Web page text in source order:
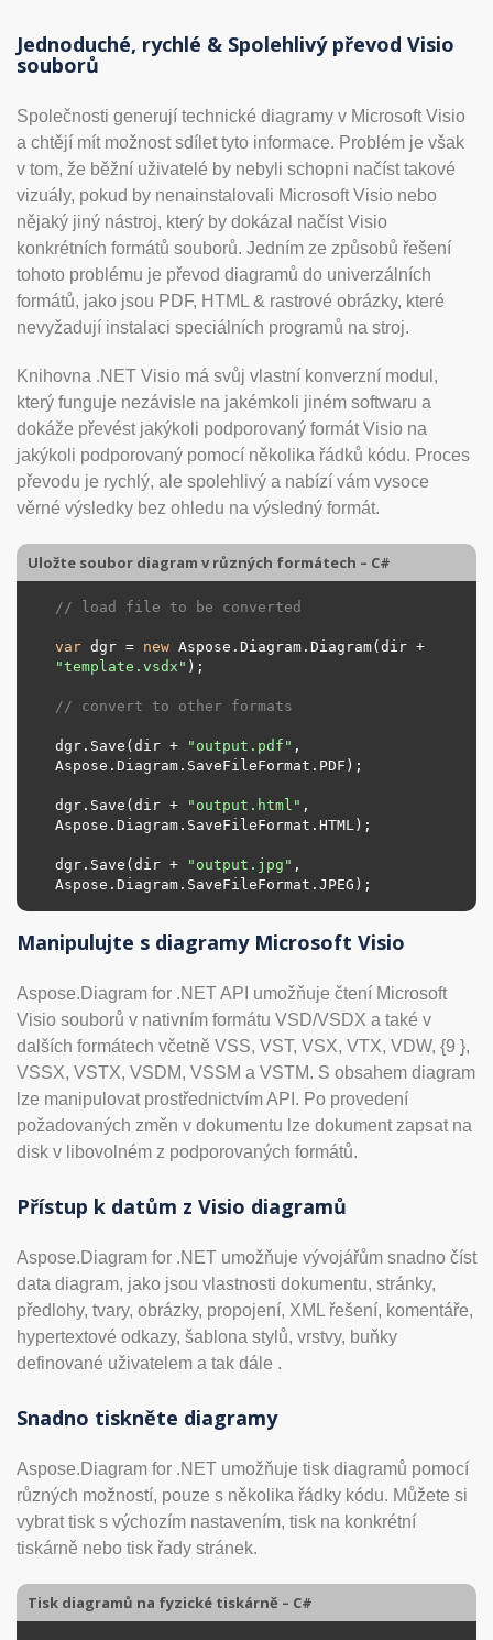
Jednoduché, rychlé & Spolehlivý převod Visio
souborů
Společnosti generují technické diagramy v Microsoft Visio
a chtějí mít možnost sdílet tyto informace. Problém je však
v tom, že běžní uživatelé by nebyli schopni načíst takové
vizuály, pokud by nenainstalovali Microsoft Visio nebo
nějaký jiný nástroj, který by dokázal načíst Visio
konkrétních formátů souborů. Jedním ze způsobů řešení
tohoto problému je převod diagramů do univerzálních
formátů, jako jsou PDF, HTML & rastrové obrázky, které
nevyžadují instalaci speciálních programů na stroj.
Knihovna .NET Visio má svůj vlastní konverzní modul,
který funguje nezávisle na jakémkoli jiném softwaru a
dokáže převést jakýkoli podporovaný formát Visio na
jakýkoli podporovaný pomocí několika řádků kódu. Proces
převodu je rychlý, ale spolehlivý a nabízí vám vysoce
věrné výsledky bez ohledu na výsledný formát.
Uložte soubor diagram v různých formátech – C#
// load file to be converted
var dgr = new
"template.vsdx" );
// convert to other formats
dgr.Save(dir + "output.pdf" ,
Aspose.Diagram.SaveFileFormat.PDF);
dgr.Save(dir + "output.html" ,
Aspose.Diagram.SaveFileFormat.HTML);
dgr.Save(dir + "output.jpg" ,
Aspose.Diagram.SaveFileFormat.JPEG);
Manipulujte s diagramy Microsoft Visio
Aspose.Diagram for .NET API umožňuje čtení Microsoft
Visio souborů v nativním formátu VSD/VSDX a také v
dalších formátech včetně VSS, VST, VSX, VTX, VDW, {9 },
VSSX, VSTX, VSDM, VSSM a VSTM. S obsahem diagram
lze manipulovat prostřednictvím API. Po provedení
požadovaných změn v dokumentu lze dokument zapsat na
disk v libovolném z podporovaných formátů.
Přístup k datům z Visio diagramů
Aspose.Diagram for .NET umožňuje vývojářům snadno číst
data diagram, jako jsou vlastnosti dokumentu, stránky,
předlohy, tvary, obrázky, propojení, XML řešení, komentáře,
hypertextové odkazy, šablona stylů, vrstvy, buňky
definované uživatelem a tak dále .
Snadno tiskněte diagramy
Aspose.Diagram for .NET umožňuje tisk diagramů pomocí
různých možností, pouze s několika řádky kódu. Můžete si
vybrat tisk s výchozím nastavením, tisk na konkrétní
tiskárně nebo tisk řady stránek.
Tisk diagramů na fyzické tiskárně – C#